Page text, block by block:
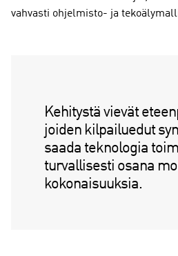
vahvasti ohjelmisto- ja
Kehitystä vievät
joiden kilpailuedut
saada teknologia
turvallisesti osana
kokonaisuuksia.